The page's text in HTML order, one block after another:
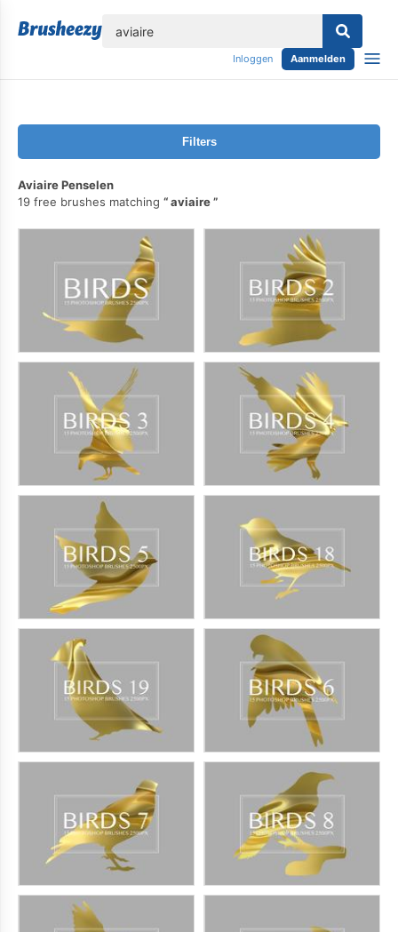
Inloggen Aanmelden
Filters
Aviaire Penselen
19 free brushes matching
aviaire